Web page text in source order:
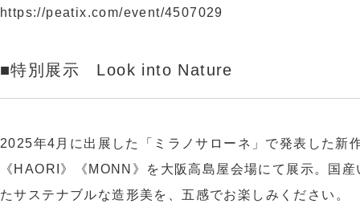
https://peatix.com/event/4507029
■特別展示 Look into Nature
2025年4月に出展した「ミラノサローネ」で発表した新
《HAORI》《MONN》を大阪高島屋会場にて展示。国
たサステナブルな造形美を、五感でお楽しみください。